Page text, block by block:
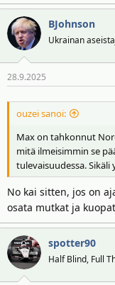
BJohnson
Ukrainan
28.9.2025
ouzei sanoi:
Max on tahkonnut
mitä ilmeisimmin se
tulevaisuudessa.
No kai sitten, jos on
osata mutkat ja
spotter90
Half Blind, Full